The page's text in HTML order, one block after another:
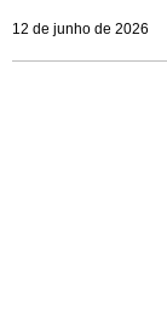
12 de junho de 2026